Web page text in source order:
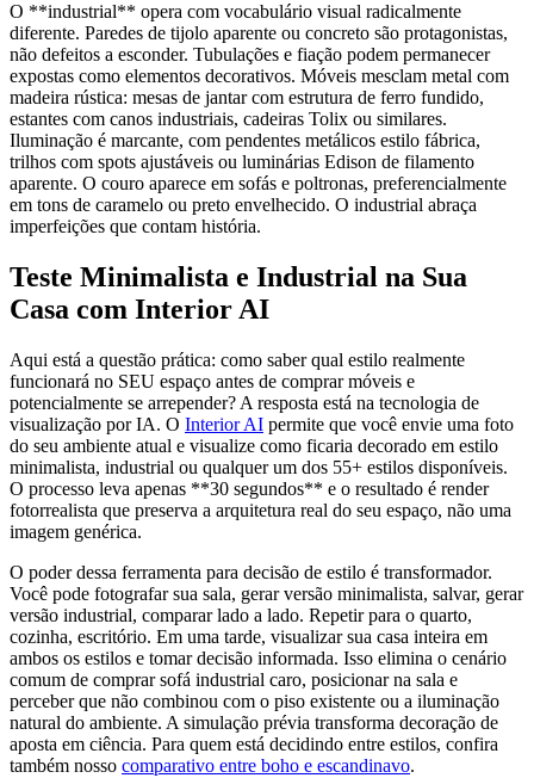
O **industrial** opera com vocabulário visual radicalmente
diferente. Paredes de tijolo aparente ou concreto são protagonistas,
não defeitos a esconder. Tubulações e fiação podem permanecer
expostas como elementos decorativos. Móveis mesclam metal com
madeira rústica: mesas de jantar com estrutura de ferro fundido,
estantes com canos industriais, cadeiras Tolix ou similares.
Iluminação é marcante, com pendentes metálicos estilo fábrica,
trilhos com spots ajustáveis ou luminárias Edison de filamento
aparente. O couro aparece em sofás e poltronas, preferencialmente
em tons de caramelo ou preto envelhecido. O industrial abraça
imperfeições que contam história.
Teste Minimalista e Industrial na Sua
Casa com Interior AI
Aqui está a questão prática: como saber qual estilo realmente
funcionará no SEU espaço antes de comprar móveis e
potencialmente se arrepender? A resposta está na tecnologia de
visualização por IA. O Interior AI permite que você envie uma foto
do seu ambiente atual e visualize como ficaria decorado em estilo
minimalista, industrial ou qualquer um dos 55+ estilos disponíveis.
O processo leva apenas **30 segundos** e o resultado é render
fotorrealista que preserva a arquitetura real do seu espaço, não uma
imagem genérica.
O poder dessa ferramenta para decisão de estilo é transformador.
Você pode fotografar sua sala, gerar versão minimalista, salvar, gerar
versão industrial, comparar lado a lado. Repetir para o quarto,
cozinha, escritório. Em uma tarde, visualizar sua casa inteira em
ambos os estilos e tomar decisão informada. Isso elimina o cenário
comum de comprar sofá industrial caro, posicionar na sala e
perceber que não combinou com o piso existente ou a iluminação
natural do ambiente. A simulação prévia transforma decoração de
aposta em ciência. Para quem está decidindo entre estilos, confira
também nosso comparativo entre boho e escandinavo.